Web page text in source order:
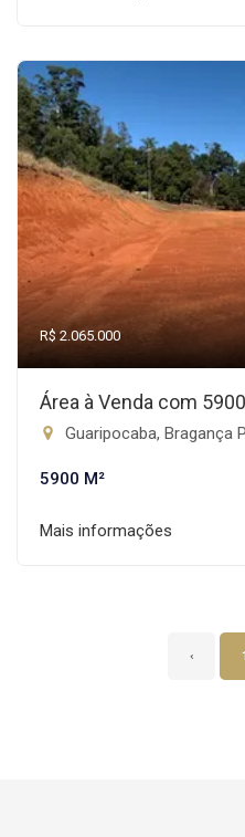
R$ 2.065.000
Área à Venda com
Guaripocaba, Bragança
5900 M²
Mais informações
‹ 1